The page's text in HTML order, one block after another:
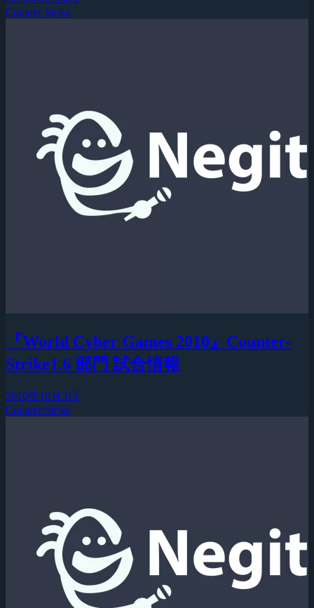
Counter-Strike
『World Cyber Games 2010』Counter-
Strike1.6 部門 試合情報
2010年10月3日
Counter-Strike